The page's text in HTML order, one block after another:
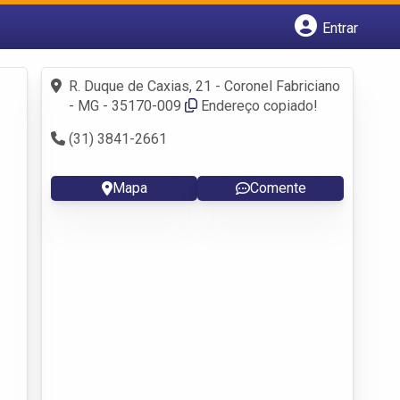
Entrar
Fazer login
Criar conta
R. Duque de Caxias, 21 - Coronel Fabriciano
- MG - 35170-009‎
Endereço copiado!
(31) 3841-2661
Mapa Comente